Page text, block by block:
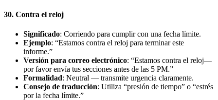
30. Contra el reloj
Significado: Corriendo para cumplir con una fecha límite.
Ejemplo: “Estamos contra el reloj para terminar este
informe.”
Versión para correo electrónico: “Estamos contra el reloj—
por favor envía tus secciones antes de las 5 PM.”
Formalidad: Neutral — transmite urgencia claramente.
Consejo de traducción: Utiliza “presión de tiempo” o “estrés
por la fecha límite.”